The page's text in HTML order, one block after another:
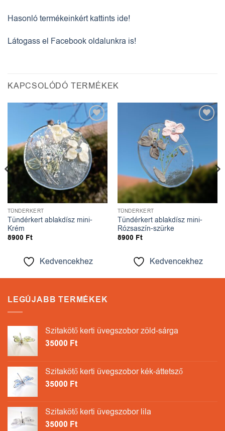
Hasonló termékeinkért kattints ide!
Látogass el Facebook oldalunkra is!
KAPCSOLÓDÓ TERMÉKEK
Kedvencekhez
TÜNDÉRKERT
Tündérkert ablakdísz mini-
Krém
8900 Ft
Kedvencekhez
Kedvencekhez
TÜNDÉRKERT
Tündérkert ablakdísz mini-
Rózsaszín-szürke
8900 Ft
Kedvencekhez
LEGÚJABB TERMÉKEK
Szitakötő kerti üvegszobor zöld-sárga
35000 Ft
Szitakötő kerti üvegszobor kék-áttetsző
35000 Ft
Szitakötő kerti üvegszobor lila
35000 Ft